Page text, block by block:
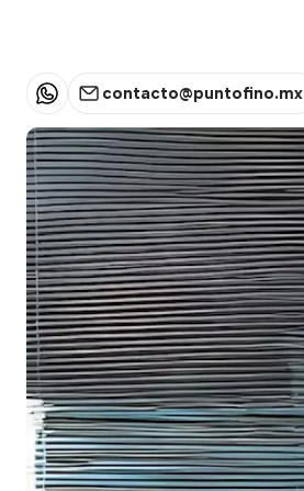
contacto@puntofino.mx